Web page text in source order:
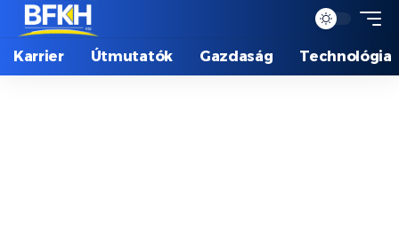
Karrier Útmutatók Gazdaság Technológia